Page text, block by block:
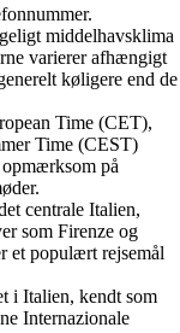
middelhavsklima
varierer afhængigt
køligere end de
Time (CET),
Time (CEST)
på
centrale Italien,
som Firenze og
et populært rejsemål
i Italien, kendt som
Internazionale